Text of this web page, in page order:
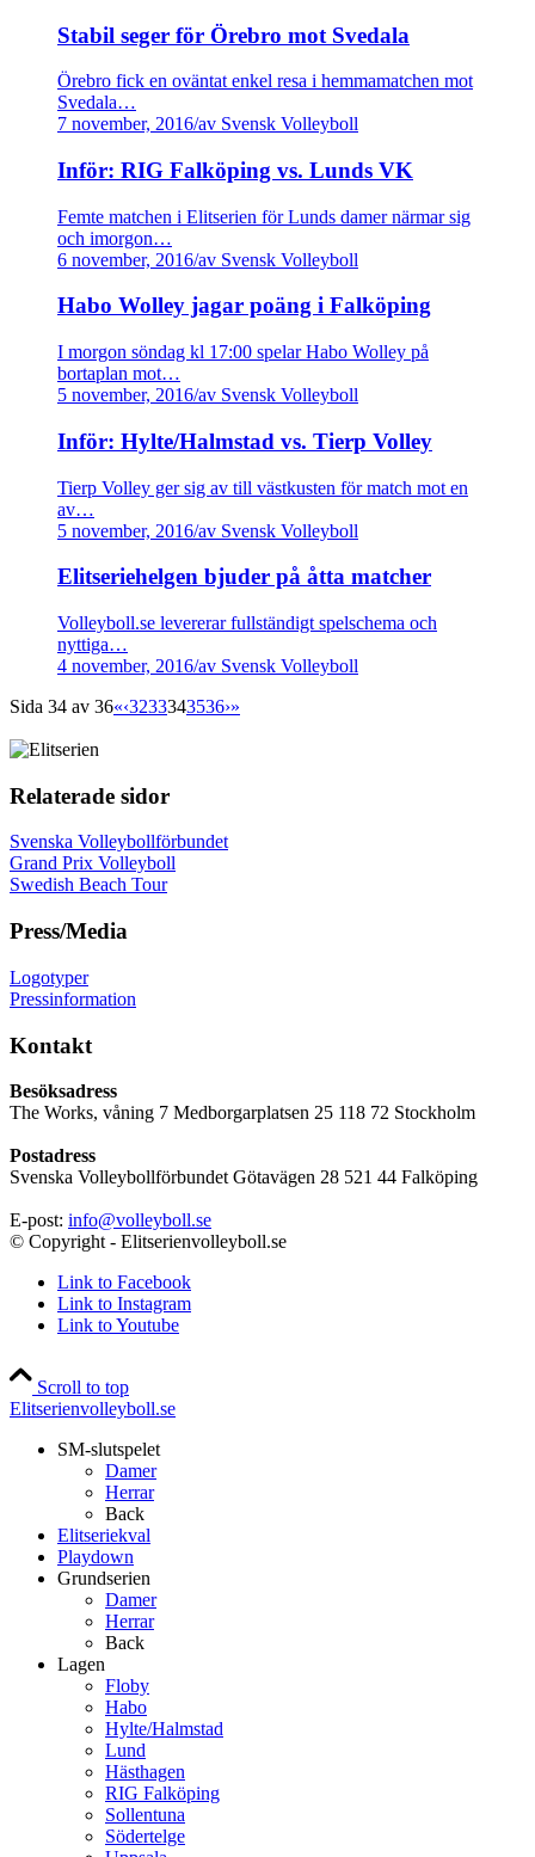
Stabil seger för Örebro mot Svedala
Örebro fick en oväntat enkel resa i hemmamatchen mot
Svedala…
7 november, 2016/av Svensk Volleyboll
Inför: RIG Falköping vs. Lunds VK
Femte matchen i Elitserien för Lunds damer närmar sig
och imorgon…
6 november, 2016/av Svensk Volleyboll
Habo Wolley jagar poäng i Falköping
I morgon söndag kl 17:00 spelar Habo Wolley på
bortaplan mot…
5 november, 2016/av Svensk Volleyboll
Inför: Hylte/Halmstad vs. Tierp Volley
Tierp Volley ger sig av till västkusten för match mot en
av…
5 november, 2016/av Svensk Volleyboll
Elitseriehelgen bjuder på åtta matcher
Volleyboll.se levererar fullständigt spelschema och
nyttiga…
4 november, 2016/av Svensk Volleyboll
Sida 34 av 36«‹3233343536›»
Relaterade sidor
Svenska Volleybollförbundet
Grand Prix Volleyboll
Swedish Beach Tour
Press/Media
Logotyper
Pressinformation
Kontakt
Besöksadress
The Works, våning 7 Medborgarplatsen 25 118 72 Stockholm
Postadress
Svenska Volleybollförbundet Götavägen 28 521 44 Falköping
E-post: info@volleyboll.se
© Copyright - Elitserienvolleyboll.se
Link to Facebook
Link to Instagram
Link to Youtube
Scroll to top
Elitserienvolleyboll.se
SM-slutspelet
Damer
Herrar
Back
Elitseriekval
Playdown
Grundserien
Damer
Herrar
Back
Lagen
Floby
Habo
Hylte/Halmstad
Lund
Hästhagen
RIG Falköping
Sollentuna
Södertelge